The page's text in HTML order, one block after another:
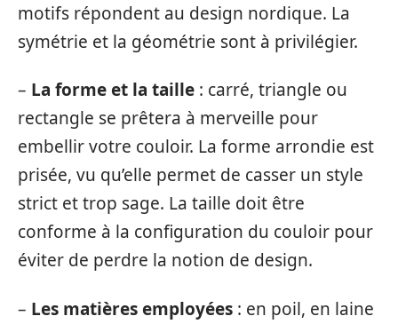
motifs répondent au design nordique. La
symétrie et la géométrie sont à privilégier.
– La forme et la taille : carré, triangle ou
rectangle se prêtera à merveille pour
embellir votre couloir. La forme arrondie est
prisée, vu qu’elle permet de casser un style
strict et trop sage. La taille doit être
conforme à la configuration du couloir pour
éviter de perdre la notion de design.
– Les matières employées : en poil, en laine